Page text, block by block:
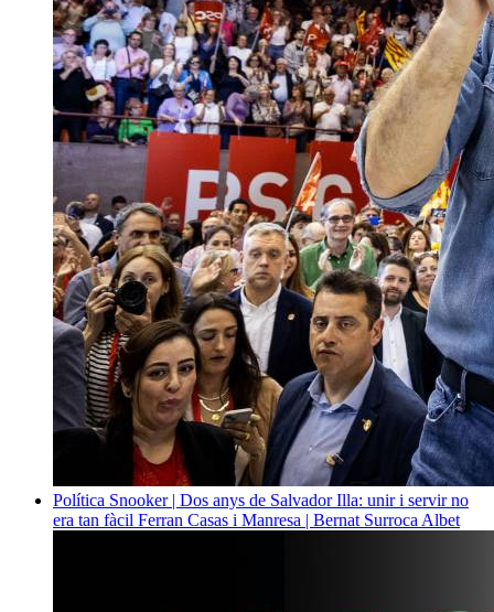
Política Snooker | Dos anys de Salvador Illa: unir i servir no
era tan fàcil Ferran Casas i Manresa | Bernat Surroca Albet